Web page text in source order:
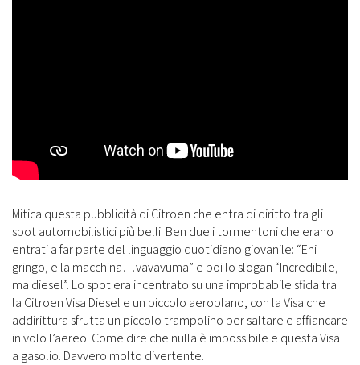
Mitica questa pubblicità di Citroen che entra di diritto tra gli
spot automobilistici più belli. Ben due i tormentoni che erano
entrati a far parte del linguaggio quotidiano giovanile: “Ehi
gringo, e la macchina…vavavuma” e poi lo slogan “Incredibile,
ma diesel”. Lo spot era incentrato su una improbabile sfida tra
la Citroen Visa Diesel e un piccolo aeroplano, con la Visa che
addirittura sfrutta un piccolo trampolino per saltare e affiancare
in volo l’aereo. Come dire che nulla è impossibile e questa Visa
a gasolio. Davvero molto divertente.